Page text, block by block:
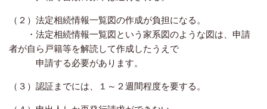
（２）法定相続情報一覧図の作成が負担になる。
・法定相続情報一覧図という家系図のような図は、申請
者が自ら戸籍等を解読して作成したうえで
申請する必要があります。
（３）認証までには、１～２週間程度を要する。